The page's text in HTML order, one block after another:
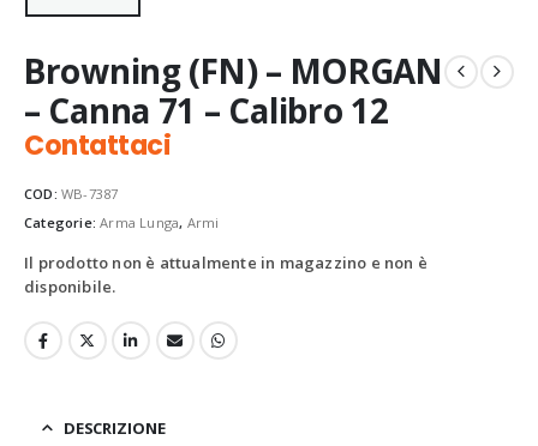
Browning (FN) – MORGAN
– Canna 71 – Calibro 12
Contattaci
COD: WB-7387
Categorie:Arma Lunga, Armi
Il prodotto non è attualmente in magazzino e non è
disponibile.
DESCRIZIONE